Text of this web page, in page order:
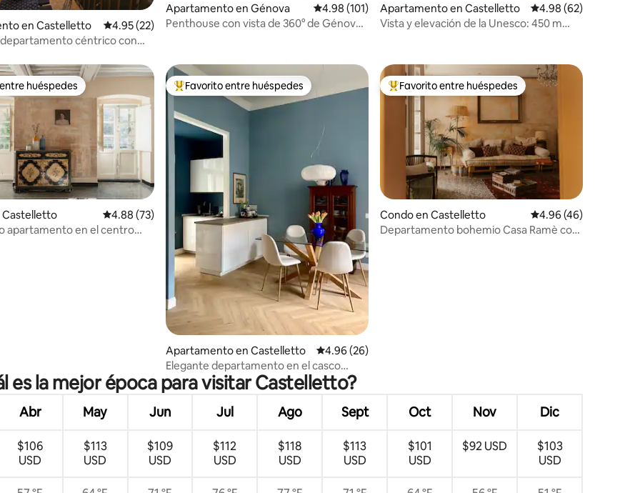
5 de 5, 50 reseñas
en Castelletto Calificación promedio: 4.95 de 5, 22 reseñas
4.95 (22)
céntrico con
Apartamento en Génova Calificación promedio: 4.98 de 5, 101 reseñas
4.98 (101)
Penthouse con vista de 360° de Génova |
Apartamento en Castelletto Calificación
4.98 (62)
Vista y elevación de la Unesco: 450 m
de 5, 84 reseñas
huéspedes
huéspedes
Castelletto Calificación promedio: 4.88 de 5, 73 reseñas
4.88 (73)
apartamento en el centro
Favorito entre huéspedes preferido
Favorito entre huéspedes
Apartamento en Castelletto Calificación promedio: 4.96 de 5, 26 reseñas
4.96 (26)
Elegante departamento en el casco
antiguo de Génova, junto a Via Garibaldi
Favorito entre huéspedes preferido
Favorito entre huéspedes
Condo en Castelletto Calificación
4.96 (46)
Departamento bohemio Casa Ramè con
es la mejor época para visitar Castelletto?
Abr May Jun Jul Ago Sept Oct Nov Dic
$106
USD
$113
USD
$109
USD
$112
USD
$118
USD
$113
USD
$101
USD
$92 USD
$103
USD